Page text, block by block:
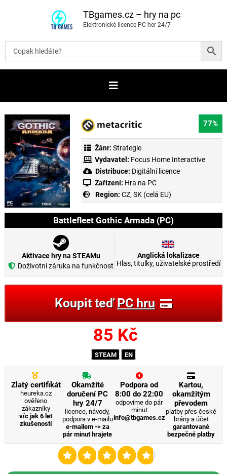
t
b
TBgames.cz – hry na pc
Elektronické licence PC her 24/7
77%
Žánr: Strategie
Vydavatel: Focus Home Interactive
Distribuce: Digitální licence
Zařízení: Hra na PC
Region: CZ, SK (celá EU)
Battlefleet Gothic Armada (PC)
Aktivace hry na STEAMu
Doživotní záruka na funkčnost
Anglická lokalizace
Hlas, titulky, uživatelské prostředí
Koupit teďPC hru
85 Kč
STEAM EN
Zlatý certifikát
heureka.cz
ověřeno
zákazníky
víc jak 6 let
zkušeností
Okamžité
doručení PC
hry 24/7
licence, návody,
podpora v e-mailu
e-mailem -> za
pár minut hrajete
Podpora od
8:00 do 22:00
odpovíme do pár
minut
info@tbgames.cz
Kartou,
okamžitým
převodem
platby přes české
brány a účet
garantované
bezpečné platby